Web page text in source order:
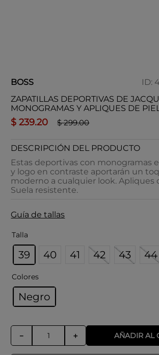
BOSS ID:
ZAPATILLAS DEPORTIVAS DE
MONOGRAMAS Y APLIQUES DE
$ 239.20 $ 299.00
DESCRIPCIÓN DEL PRODUCTO
Estas deportivas con monogramas
y logo en contraste aportarán un
moderno a cualquier look. Apliques
Suela resistente.
Guía de tallas
Talla
39 40 41 42 43 44
Colores
Negro
＋
－ AÑADIR AL